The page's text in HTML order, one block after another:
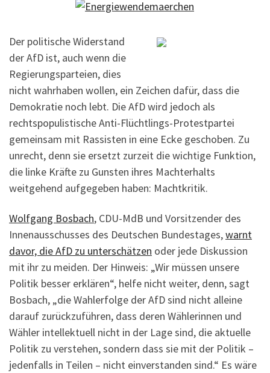
Der politische Widerstand
der AfD ist, auch wenn die
Regierungsparteien, dies
nicht wahrhaben wollen, ein Zeichen dafür, dass die
Demokratie noch lebt. Die AfD wird jedoch als
rechtspopulistische Anti-Flüchtlings-Protestpartei
gemeinsam mit Rassisten in eine Ecke geschoben. Zu
unrecht, denn sie ersetzt zurzeit die wichtige Funktion,
die linke Kräfte zu Gunsten ihres Machterhalts
weitgehend aufgegeben haben: Machtkritik.
Wolfgang Bosbach, CDU-MdB und Vorsitzender des
Innenausschusses des Deutschen Bundestages,warnt
davor, die AfD zu unterschätzen oder jede Diskussion
mit ihr zu meiden. Der Hinweis: „Wir müssen unsere
Politik besser erklären“, helfe nicht weiter, denn, sagt
Bosbach, „die Wahlerfolge der AfD sind nicht alleine
darauf zurückzuführen, dass deren Wählerinnen und
Wähler intellektuell nicht in der Lage sind, die aktuelle
Politik zu verstehen, sondern dass sie mit der Politik –
jedenfalls in Teilen – nicht einverstanden sind.“ Es wäre